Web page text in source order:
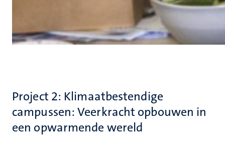
Project 2: Klimaatbestendige
campussen: Veerkracht opbouwen in
een opwarmende wereld